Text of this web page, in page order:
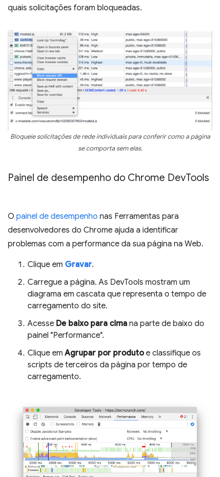
quais solicitações foram bloqueadas.
Bloqueie solicitações de rede individuais para conferir como a página
se comporta sem elas.
Painel de desempenho do Chrome DevTools
O painel de desempenho nas Ferramentas para
desenvolvedores do Chrome ajuda a identificar
problemas com a performance da sua página na Web.
Clique em Gravar.
Carregue a página. As DevTools mostram um
diagrama em cascata que representa o tempo de
carregamento do site.
Acesse De baixo para cima na parte de baixo do
painel "Performance".
Clique emAgrupar por produtoe classifique os
scripts de terceiros da página por tempo de
carregamento.